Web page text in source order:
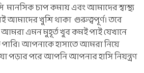
মানসিক চাপ কমায় এবং আমাদের স্বাস্থ্য
আমাদের খুশি থাকা গুরুত্বপূর্ণ। তবে
এমন মুহূর্ত খুব কমই পাই যেখানে
আপনাকে হাসাতে আমরা নিয়ে
পড়ার পরে আপনি আপনার হাসি নিয়ন্ত্রণ